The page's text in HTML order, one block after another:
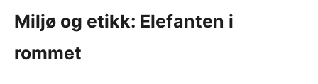
Miljø og etikk: Elefanten i
rommet